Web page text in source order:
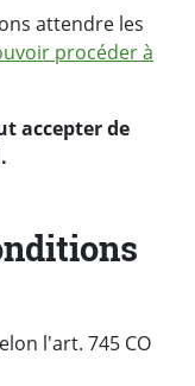
attendre les
procéder à
accepter de
l'art. 745 CO